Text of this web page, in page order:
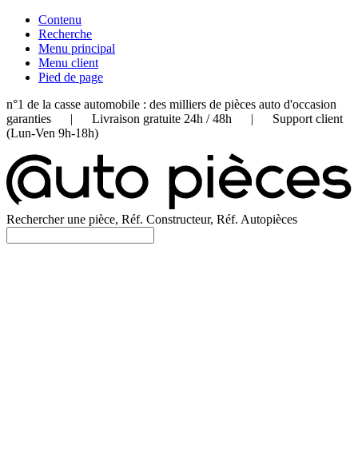
Contenu
Recherche
Menu principal
Menu client
Pied de page
n°1 de la casse automobile : des milliers de pièces auto d'occasion
garanties | Livraison gratuite 24h / 48h | Support client
(Lun-Ven 9h-18h)
Rechercher une pièce, Réf. Constructeur, Réf. Autopièces